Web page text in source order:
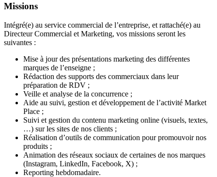
Missions
Intégré(e) au service commercial de l’entreprise, et rattaché(e) au
Directeur Commercial et Marketing, vos missions seront les
suivantes :
Mise à jour des présentations marketing des différentes
marques de l’enseigne ;
Rédaction des supports des commerciaux dans leur
préparation de RDV ;
Veille et analyse de la concurrence ;
Aide au suivi, gestion et développement de l’activité Market
Place ;
Suivi et gestion du contenu marketing online (visuels, textes,
…) sur les sites de nos clients ;
Réalisation d’outils de communication pour promouvoir nos
produits ;
Animation des réseaux sociaux de certaines de nos marques
(Instagram, LinkedIn, Facebook, X) ;
Reporting hebdomadaire.